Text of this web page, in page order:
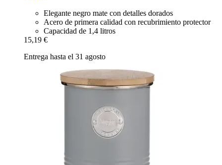
Elegante negro mate con detalles dorados
Acero de primera calidad con recubrimiento protector
Capacidad de 1,4 litros
15,19 €
Entrega hasta el 31 agosto